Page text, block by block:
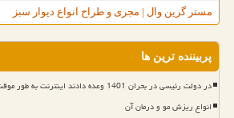
مستر گرین وال | مجری و طراح انواع دیوار سبز
پربیننده ترین ها
در دولت رئیسی در بحران 1401 وعده دادند اینترنت به طور موقت قطع می شود اما ماندگار شد
انواع ریزش مو و درمان آن